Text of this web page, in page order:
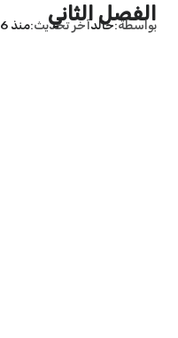
الفصل الثاني
بواسطة خالدآخر تحديث منذ 6 أشهر